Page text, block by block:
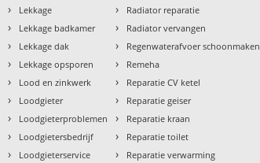
› Lekkage
› Lekkage badkamer
› Lekkage dak
› Lekkage opsporen
› Lood en zinkwerk
› Loodgieter
› Loodgieterproblemen
› Loodgietersbedrijf
› Loodgieterservice
› Radiator reparatie
› Radiator vervangen
› Regenwaterafvoer schoonmaken
› Remeha
› Reparatie CV ketel
› Reparatie geiser
› Reparatie kraan
› Reparatie toilet
› Reparatie verwarming